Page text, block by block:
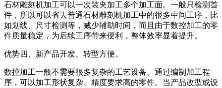
石材雕刻机加工可以一次装夹加工多个加工面。一般只检测首
件，所以可以省去普通石材雕刻机加工中的很多中间工序，比
如划线、尺寸检测等，减少辅助时间，而且由于数控加工的零
件质量稳定，为后续工序带来便利，整体效率显着提升。
优势四、新产品开发、转型方便。
数控加工一般不需要很多复杂的工艺设备。通过编制加工程
序，可以加工形状复杂、精度要求高的零件。当产品改型或设